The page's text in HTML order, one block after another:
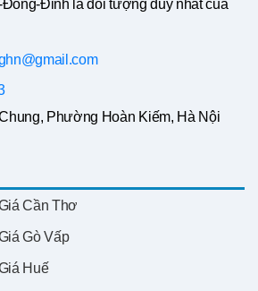
Đinh là đối tượng duy nhất của
Phường Hoàn Kiếm, Hà Nội
Cần Thơ
Gò Vấp
Huế